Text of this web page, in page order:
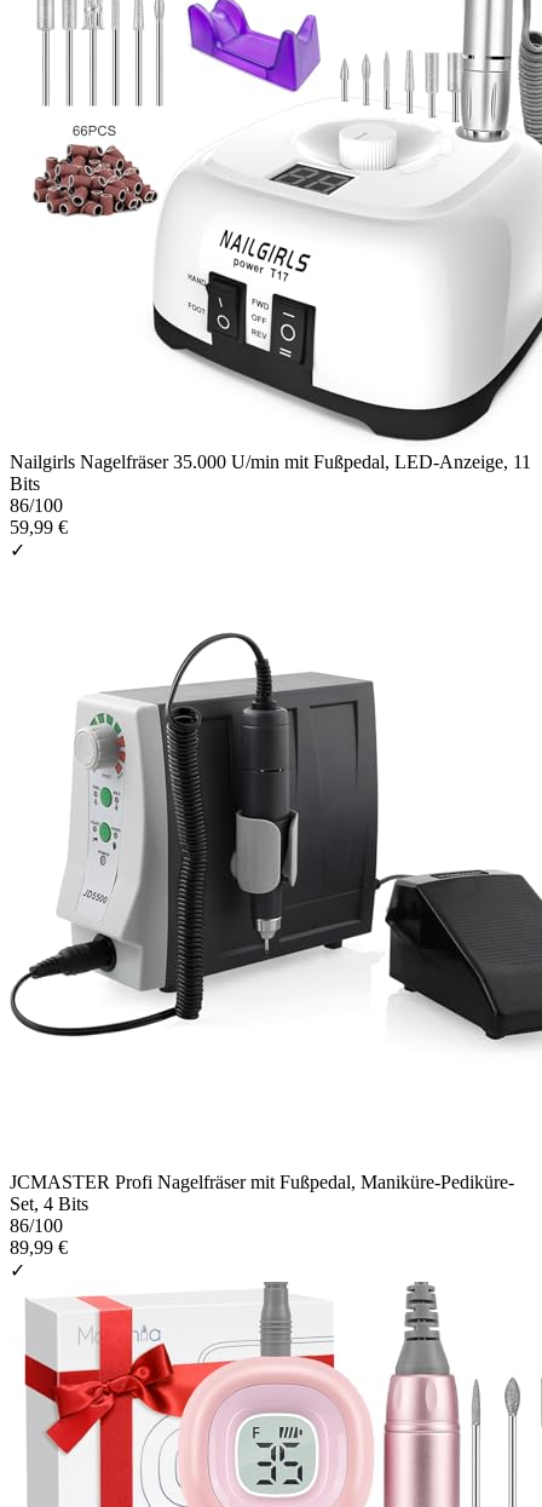
Nailgirls Nagelfräser 35.000 U/min mit Fußpedal, LED-Anzeige, 11
Bits
86/100
59,99 €
✓
JCMASTER Profi Nagelfräser mit Fußpedal, Maniküre-Pediküre-
Set, 4 Bits
86/100
89,99 €
✓